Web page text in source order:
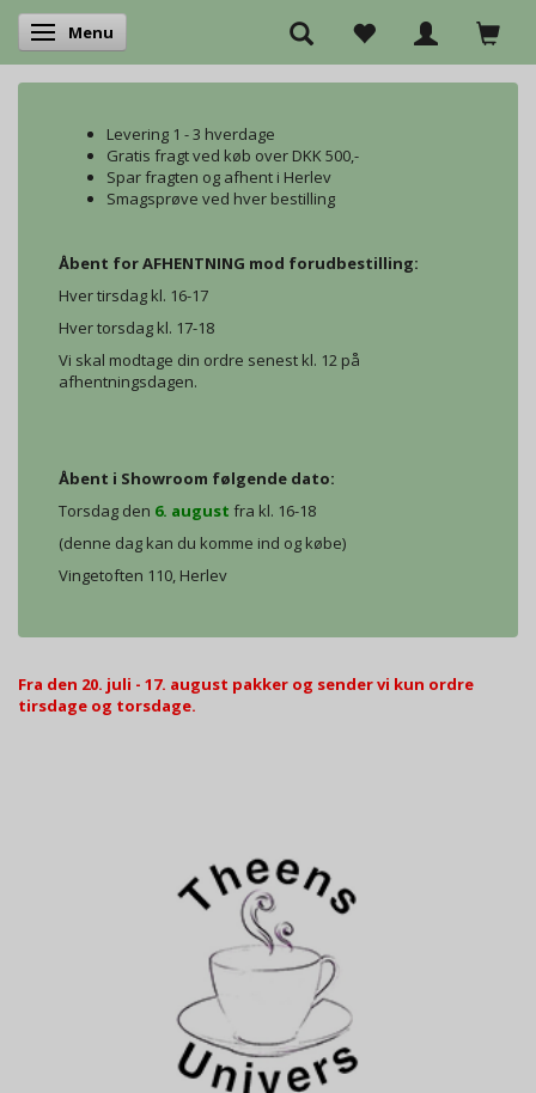
Skifte navigation
Menu
Levering 1 - 3 hverdage
Gratis fragt ved køb over DKK 500,-
Spar fragten og afhent i Herlev
Smagsprøve ved hver bestilling
Åbent for AFHENTNING mod forudbestilling:
Hver tirsdag kl. 16-17
Hver torsdag kl. 17-18
Vi skal modtage din ordre senest kl. 12 på
afhentningsdagen.
Åbent i Showroom følgende dato:
Torsdag den 6. august fra kl. 16-18
(denne dag kan du komme ind og købe)
Vingetoften 110, Herlev
Fra den 20. juli - 17. august pakker og sender vi kun ordre
tirsdage og torsdage.